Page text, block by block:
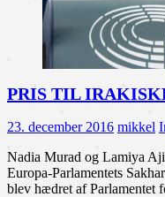
PRIS TIL
23. december 2016 mikkel
Nadia Murad og Lamiya
Europa-Parlamentets
blev hædret af